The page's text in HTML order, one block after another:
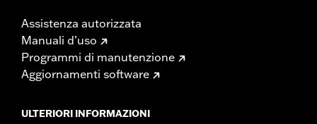
Assistenza autorizzata
Manuali d’uso
Programmi di manutenzione
Aggiornamenti software
ULTERIORI INFORMAZIONI